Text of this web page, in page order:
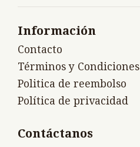
Información
Contacto
Términos y Condiciones
Politica de reembolso
Política de privacidad
Contáctanos